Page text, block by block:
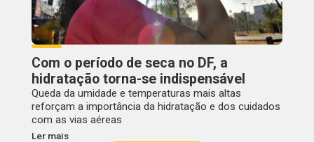
Com o período de seca no DF, a
hidratação torna-se indispensável
Queda da umidade e temperaturas mais altas
reforçam a importância da hidratação e dos cuidados
com as vias aéreas
Ler mais